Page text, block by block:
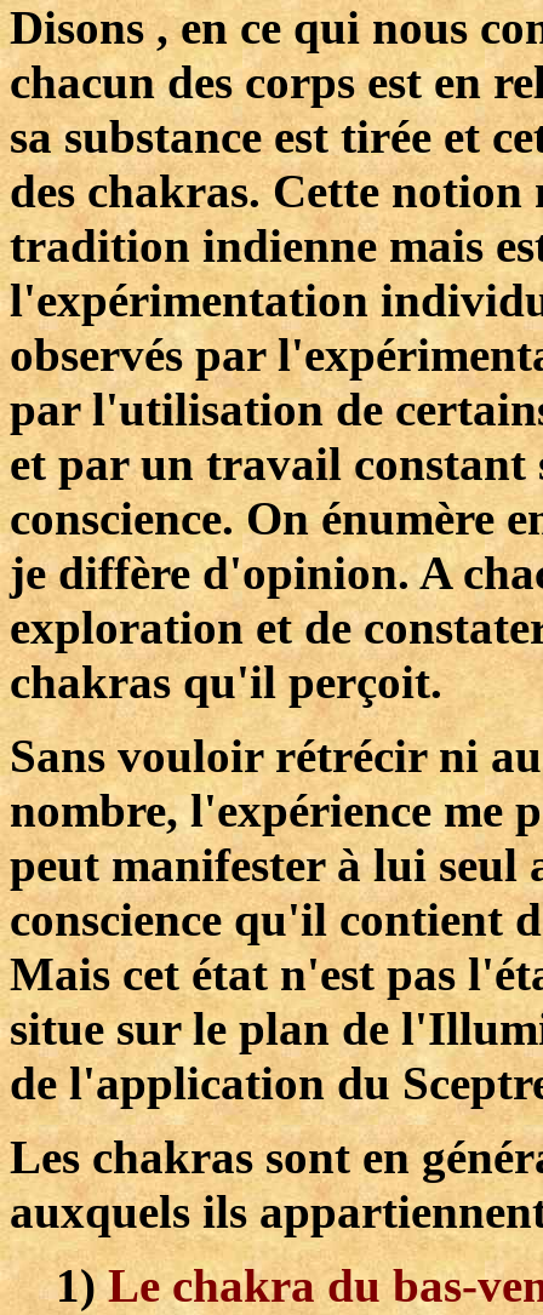
Disons , en ce qui nous
chacun des corps est en
sa substance est tirée et
des chakras. Cette
tradition indienne mais
l'expérimentation
observés par
par l'utilisation de
et par un travail constant
conscience. On énumère
je diffère d'opinion. A
exploration et de
chakras qu'il perçoit.
Sans vouloir rétrécir ni
nombre, l'expérience me
peut manifester à lui seul
conscience qu'il contient
Mais cet état n'est pas
situe sur le plan de
de l'application du
Les chakras sont en
auxquels ils
1)Le chakra du bas-